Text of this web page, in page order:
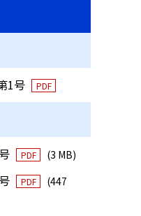
1号 PDF
PDF (3 MB)
PDF
(447